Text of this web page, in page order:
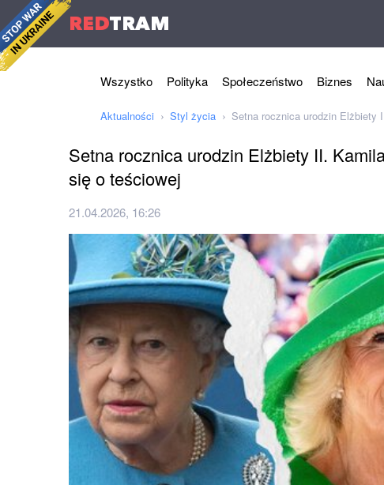
REDTRAM
Wszystko Polityka Społeczeństwo Biznes
Aktualności Styl życia Setna rocznica urodzin Elżbiety
Setna rocznica urodzin Elżbiety II.
się o teściowej
21.04.2026, 16:26